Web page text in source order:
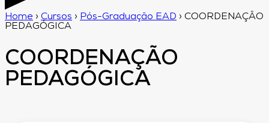
Home › Cursos › Pós-Graduação EAD › COORDENAÇÃO
PEDAGÓGICA
COORDENAÇÃO
PEDAGÓGICA